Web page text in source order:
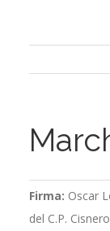
Firma: Oscar
del C.P.